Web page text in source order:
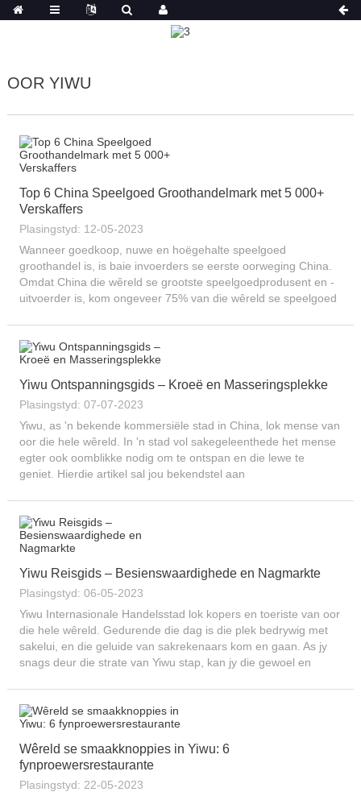
OOR YIWU
Top 6 China Speelgoed Groothandelmark met 5 000+
Verskaffers
Plasingstyd: 12-05-2023
Wanneer goedkoop, nuwe en hoëgehalte speelgoed
groothandel is, is baie invoerders se eerste oorweging China.
Omdat China die wêreld se grootste speelgoedprodusent en -
uitvoerder is, kom ongeveer 75% van die wêreld se speelgoed
Yiwu Ontspanningsgids – Kroeë en Masseringsplekke
Plasingstyd: 07-07-2023
Yiwu, as 'n bekende kommersiële stad in China, lok mense van
oor die hele wêreld. In 'n stad vol sakegeleenthede het mense
egter ook oomblikke nodig om te ontspan en die lewe te
geniet. Hierdie artikel sal jou bekendstel aan
Yiwu Reisgids – Besienswaardighede en Nagmarkte
Plasingstyd: 06-05-2023
Yiwu Internasionale Handelsstad lok kopers en toeriste van oor
die hele wêreld. Gedurende die dag is die plek bedrywig met
sakelui, en die geluide van sakrekenaars kom en gaan. As jy
snags deur die strate van Yiwu stap, kan jy die gewoel en
Wêreld se smaakknoppies in Yiwu: 6
fynproewersrestaurante
Plasingstyd: 22-05-2023